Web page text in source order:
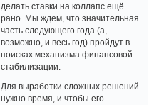
делать ставки на коллапс ещё
рано. Мы ждем, что значительная
часть следующего года (а,
возможно, и весь год) пройдут в
поисках механизма финансовой
стабилизации.
Для выработки сложных решений
нужно время, и чтобы его